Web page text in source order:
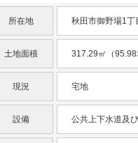
所在地 秋田市御野場1丁
土地面積 317.29㎡（
現況 宅地
設備 公共上下水道及